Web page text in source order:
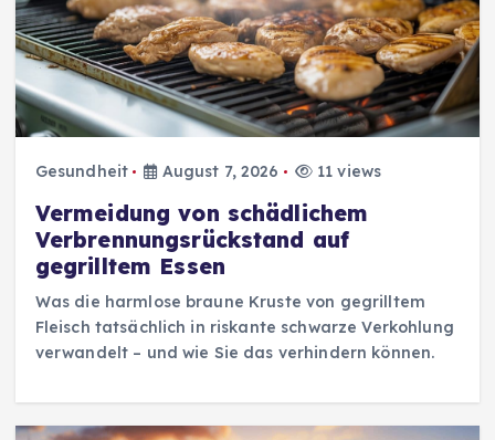
Gesundheit August 7, 2026 11 views
Vermeidung von schädlichem
Verbrennungsrückstand auf
gegrilltem Essen
Was die harmlose braune Kruste von gegrilltem
Fleisch tatsächlich in riskante schwarze Verkohlung
verwandelt – und wie Sie das verhindern können.